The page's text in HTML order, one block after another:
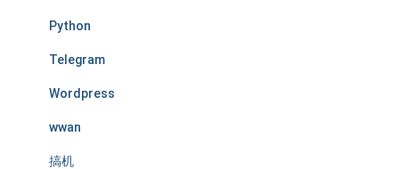
Python
Telegram
Wordpress
wwan
搞机